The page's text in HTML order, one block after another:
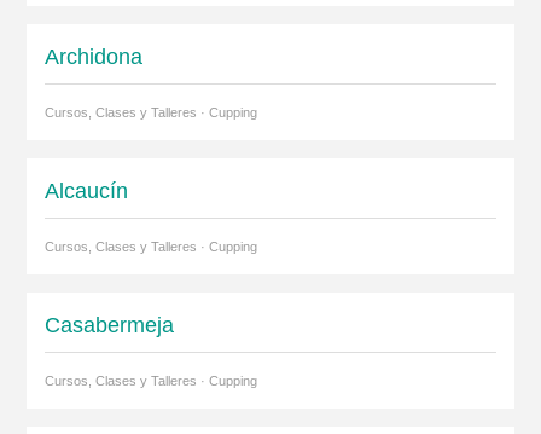
Archidona
Cursos, Clases y Talleres · Cupping
Alcaucín
Cursos, Clases y Talleres · Cupping
Casabermeja
Cursos, Clases y Talleres · Cupping